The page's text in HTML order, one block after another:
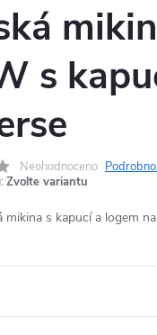
s
Neohodnoceno
Zvolte variantu
mikina s kapucí a logem